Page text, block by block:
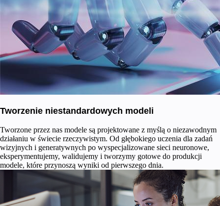
Tworzenie niestandardowych modeli
Tworzone przez nas modele są projektowane z myślą o niezawodnym
działaniu w świecie rzeczywistym. Od głębokiego uczenia dla zadań
wizyjnych i generatywnych po wyspecjalizowane sieci neuronowe,
eksperymentujemy, walidujemy i tworzymy gotowe do produkcji
modele, które przynoszą wyniki od pierwszego dnia.